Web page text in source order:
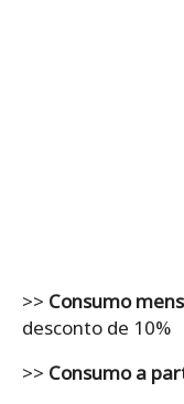
>> Consumo
desconto de 10%
>> Consumo a